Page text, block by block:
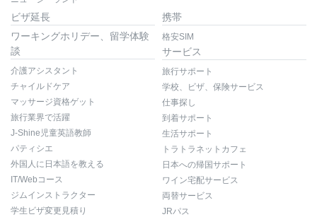
ビザ延長
ワーキングホリデー、留学体験
談
介護アシスタント
チャイルドケア
マッサージ資格ゲット
旅行業界で活躍
J-Shine児童英語教師
パティシエ
外国人に日本語を教える
IT/Webコース
ジムインストラクター
学生ビザ変更見積り
携帯
格安SIM
サービス
旅行サポート
学校、ビザ、保険サービス
仕事探し
到着サポート
生活サポート
トラトラネットカフェ
日本への帰国サポート
ワイン宅配サービス
両替サービス
JRパス